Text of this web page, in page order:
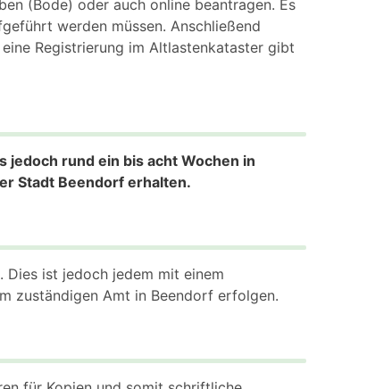
(Bode) oder auch online beantragen. Es
werden müssen. Anschließend
Registrierung im Altlastenkataster gibt
jedoch rund ein bis acht Wochen in
Stadt Beendorf erhalten.
ist jedoch jedem mit einem
zuständigen Amt in Beendorf erfolgen.